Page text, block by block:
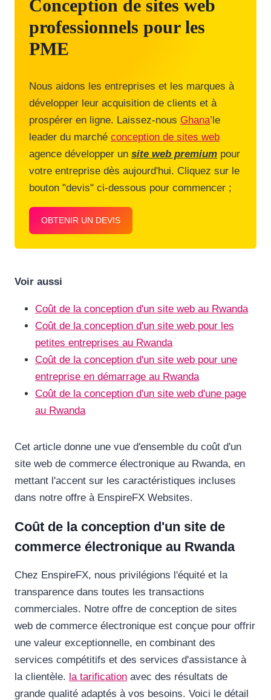
Conception de sites web
professionnels pour les
PME
Nous aidons les entreprises et les marques à
développer leur acquisition de clients et à
prospérer en ligne. Laissez-nous Ghana’le
leader du marché conception de sites web
agence développer un site web premium pour
votre entreprise dès aujourd'hui. Cliquez sur le
bouton "devis" ci-dessous pour commencer ;
OBTENIR UN DEVIS
Voir aussi
Coût de la conception d'un site web au Rwanda
Coût de la conception d'un site web pour les
petites entreprises au Rwanda
Coût de la conception d'un site web pour une
entreprise en démarrage au Rwanda
Coût de la conception d'un site web d'une page
au Rwanda
Cet article donne une vue d'ensemble du coût d'un
site web de commerce électronique au Rwanda, en
mettant l'accent sur les caractéristiques incluses
dans notre offre à EnspireFX Websites.
Coût de la conception d'un site de
commerce électronique au Rwanda
Chez EnspireFX, nous privilégions l'équité et la
transparence dans toutes les transactions
commerciales. Notre offre de conception de sites
web de commerce électronique est conçue pour offrir
une valeur exceptionnelle, en combinant des
services compétitifs et des services d'assistance à
la clientèle. la tarification avec des résultats de
grande qualité adaptés à vos besoins. Voici le détail